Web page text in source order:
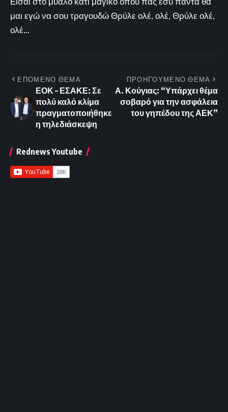
μαι εγώ να σου τραγουδώ Θρύλε ολέ, ολέ, Θρύλε ολέ,
ολέ...
ΕΠΟΜΕΝΟ ΘΕΜΑ
ΕΟΚ – ΕΣΑΚΕ: Σε
πολύ καλό κλίμα
πραγματοποιήθηκε
η τηλεδιάσκεψη
ΠΡΟΗΓΟΥΜΕΝΟ ΘΕΜΑ
Α. Κούγιας: “Υπάρχει θέμα
σοβαρό για την ασφάλεια
του γηπέδου της ΑΕΚ”
Rednews Youtube